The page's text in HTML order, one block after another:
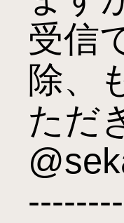
受信
除、
ただ